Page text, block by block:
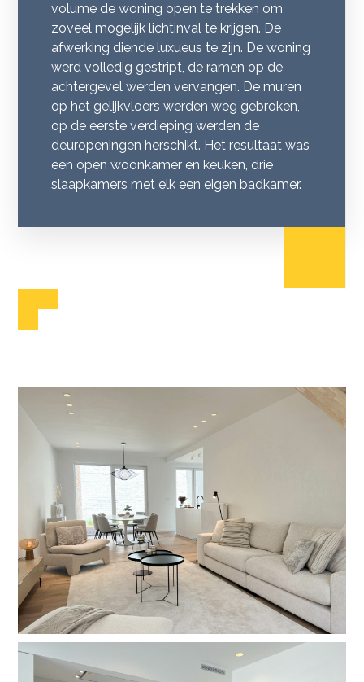
volume de woning open te trekken om
zoveel mogelijk lichtinval te krijgen. De
afwerking diende luxueus te zijn. De woning
werd volledig gestript, de ramen op de
achtergevel werden vervangen. De muren
op het gelijkvloers werden weg gebroken,
op de eerste verdieping werden de
deuropeningen herschikt. Het resultaat was
een open woonkamer en keuken, drie
slaapkamers met elk een eigen badkamer.